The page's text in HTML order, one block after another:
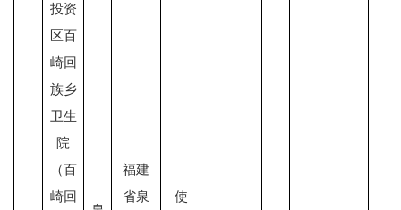
投资
区百
崎回
族乡
卫生
院
（百
崎回
福建
省泉
使